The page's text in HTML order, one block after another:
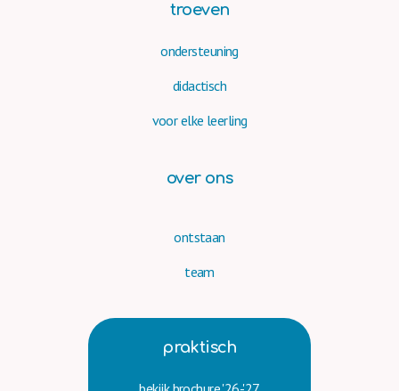
troeven
ondersteuning
didactisch
voor elke leerling
over ons
ontstaan
team
praktisch